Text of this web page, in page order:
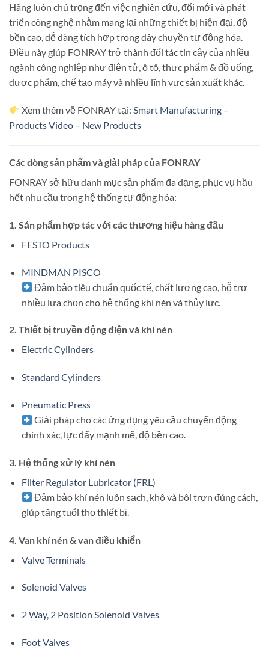
Hãng luôn chú trọng đến việc nghiên cứu, đổi mới và phát
triển công nghệ nhằm mang lại những thiết bị hiện đại, độ
bền cao, dễ dàng tích hợp trong dây chuyền tự động hóa.
Điều này giúp FONRAY trở thành đối tác tin cậy của nhiều
ngành công nghiệp như điện tử, ô tô, thực phẩm & đồ uống,
dược phẩm, chế tạo máy và nhiều lĩnh vực sản xuất khác.
Xem thêm về FONRAY tại:Smart Manufacturing –
Products Video – New Products
Các dòng sản phẩm và giải pháp của FONRAY
FONRAY sở hữu danh mục sản phẩm đa dạng, phục vụ hầu
hết nhu cầu trong hệ thống tự động hóa:
1. Sản phẩm hợp tác với các thương hiệu hàng đầu
FESTO Products
MINDMAN PISCO
Đảm bảo tiêu chuẩn quốc tế, chất lượng cao, hỗ trợ
nhiều lựa chọn cho hệ thống khí nén và thủy lực.
2. Thiết bị truyền động điện và khí nén
Electric Cylinders
Standard Cylinders
Pneumatic Press
Giải pháp cho các ứng dụng yêu cầu chuyển động
chính xác, lực đẩy mạnh mẽ, độ bền cao.
3. Hệ thống xử lý khí nén
Filter Regulator Lubricator (FRL)
Đảm bảo khí nén luôn sạch, khô và bôi trơn đúng cách,
giúp tăng tuổi thọ thiết bị.
4. Van khí nén & van điều khiển
Valve Terminals
Solenoid Valves
2 Way, 2 Position Solenoid Valves
Foot Valves